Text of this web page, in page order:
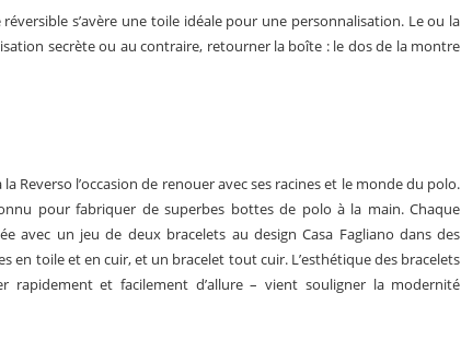
s’avère une toile idéale pour une personnalisation. Le ou la
secrète ou au contraire, retourner la boîte : le dos de la montre
Reverso l’occasion de renouer avec ses racines et le monde du polo.
pour fabriquer de superbes bottes de polo à la main. Chaque
avec un jeu de deux bracelets au design Casa Fagliano dans des
en toile et en cuir, et un bracelet tout cuir. L’esthétique des bracelets
rapidement et facilement d’allure – vient souligner la modernité